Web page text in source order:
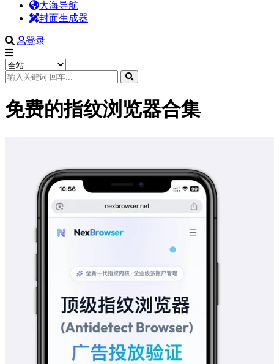
大海导航
封面生成器
登录
免费的指纹浏览器合集